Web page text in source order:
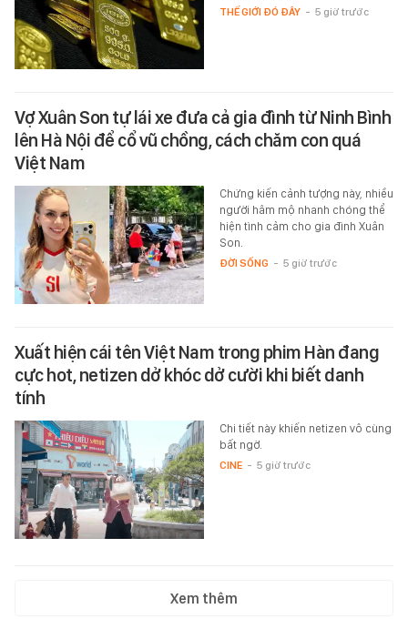
THẾ GIỚI ĐÓ ĐÂY - 5 giờ trước
Vợ Xuân Son tự lái xe đưa cả gia đình từ Ninh Bình
lên Hà Nội để cổ vũ chồng, cách chăm con quá
Việt Nam
Chứng kiến cảnh tượng này, nhiều
người hâm mộ nhanh chóng thể
hiện tình cảm cho gia đình Xuân
Son.
ĐỜI SỐNG - 5 giờ trước
Xuất hiện cái tên Việt Nam trong phim Hàn đang
cực hot, netizen dở khóc dở cười khi biết danh
tính
Chi tiết này khiến netizen vô cùng
bất ngờ.
CINE - 5 giờ trước
Xem thêm